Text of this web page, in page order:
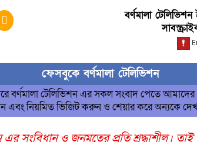
বর্ণমালা
ফেসবুকে বর্ণমালা টেলিভিশন
বর্ণমালা টেলিভিশন এর সকল সংবাদ পেতে
এবং নিয়মিত ভিজিট করুন ও শেয়ার করে অন্যকে
এর সংবিধান ও জনমতের প্রতি শ্রদ্ধাশীল। তাই